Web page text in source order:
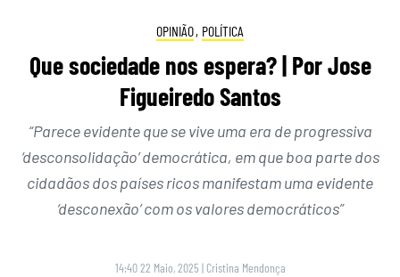
OPINIÃO, POLÍTICA
Que sociedade nos espera? | Por Jose
Figueiredo Santos
“Parece evidente que se vive uma era de progressiva
‘desconsolidação’ democrática, em que boa parte dos
cidadãos dos países ricos manifestam uma evidente
‘desconexão’ com os valores democráticos”
14:40 22 Maio, 2025 | Cristina Mendonça